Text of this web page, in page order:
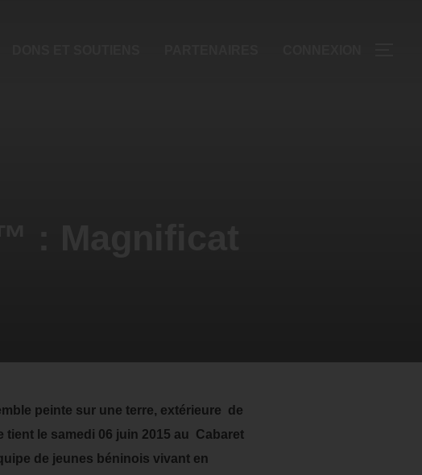
peinte sur une terre, extérieure de
le samedi 06 juin 2015 au Cabaret
de jeunes béninois vivant en